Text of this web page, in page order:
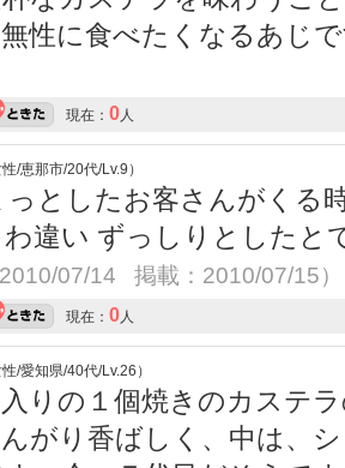
性に食べたくなるあじ
現在： 0人
/恵那市/20代/Lv.9）
っとしたお客さんがくる
違い ずっしりとしたと
07/14 掲載：2010/07/15）
現在： 0人
/愛知県/40代/Lv.26）
りの１個焼きのカステ
がり香ばしく、中は、